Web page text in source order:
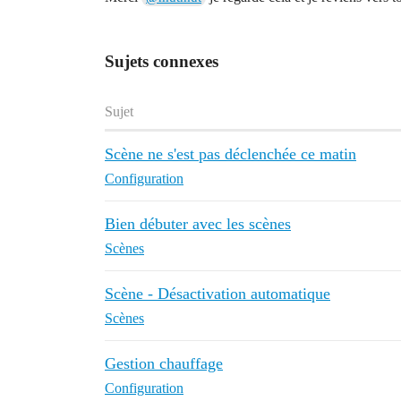
Sujets connexes
Sujet
Scène ne s'est pas déclenchée ce matin
Configuration
Bien débuter avec les scènes
Scènes
Scène - Désactivation automatique
Scènes
Gestion chauffage
Configuration